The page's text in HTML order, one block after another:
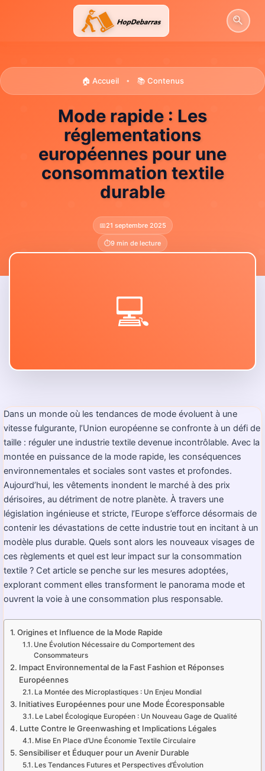
🏠 Accueil • 📚 Contenus
Mode rapide : Les
réglementations
européennes pour une
consommation textile
durable
📅21 septembre 2025
⏱️9 min de lecture
💻
Dans un monde où les tendances de mode évoluent à une
vitesse fulgurante, l’Union européenne se confronte à un défi de
taille : réguler une industrie textile devenue incontrôlable. Avec la
montée en puissance de la mode rapide, les conséquences
environnementales et sociales sont vastes et profondes.
Aujourd’hui, les vêtements inondent le marché à des prix
dérisoires, au détriment de notre planète. À travers une
législation ingénieuse et stricte, l’Europe s’efforce désormais de
contenir les dévastations de cette industrie tout en incitant à un
modèle plus durable. Quels sont alors les nouveaux visages de
ces règlements et quel est leur impact sur la consommation
textile ? Cet article se penche sur les mesures adoptées,
explorant comment elles transforment le panorama mode et
ouvrent la voie à une consommation plus responsable.
Origines et Influence de la Mode Rapide
Une Évolution Nécessaire du Comportement des
Consommateurs
Impact Environnemental de la Fast Fashion et Réponses
Européennes
La Montée des Microplastiques : Un Enjeu Mondial
Initiatives Européennes pour une Mode Écoresponsable
Le Label Écologique Européen : Un Nouveau Gage de Qualité
Lutte Contre le Greenwashing et Implications Légales
Mise En Place d’Une Économie Textile Circulaire
Sensibiliser et Éduquer pour un Avenir Durable
Les Tendances Futures et Perspectives d’Évolution